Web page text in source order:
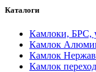
Каталоги
Камлоки, БРС,
Камлок
Камлок
Камлок